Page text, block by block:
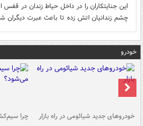
این جنایتکاران را در داخل حیاط زندان در
چشم زندانیان اتش زده تا باعث عبرت دیگران
خودرو
خودروهای جدید شیائومی در راه بازار چرا